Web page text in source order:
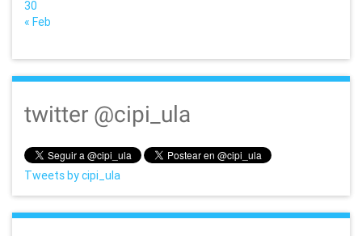
« Feb
30
twitter @cipi_ula
Tweets by cipi_ula